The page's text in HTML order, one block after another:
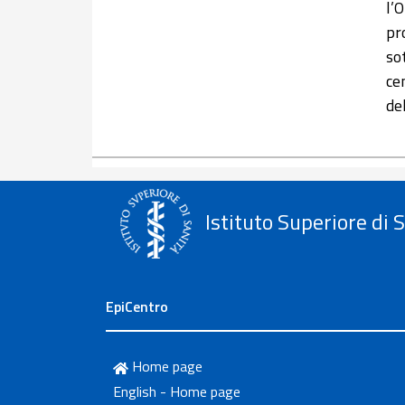
Istituto Superiore di
EpiCentro
Home page
English - Home page